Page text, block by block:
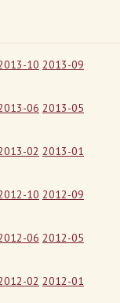
10 2013-09
06 2013-05
02 2013-01
10 2012-09
06 2012-05
02 2012-01